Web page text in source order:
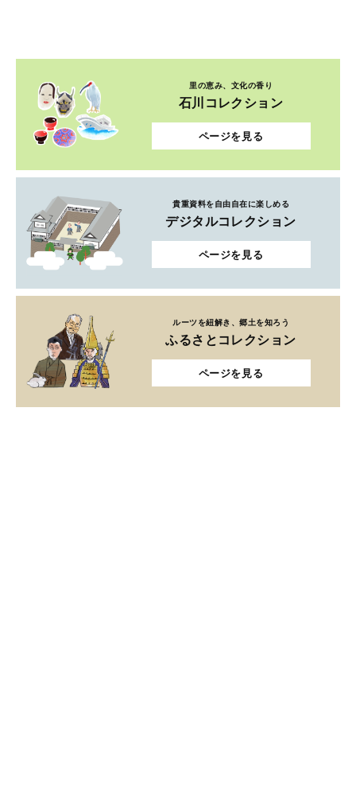
里の恵み、文化の香り
石川コレクション
ページを見る
貴重資料を自由自在に楽しめる
デジタルコレクション
ページを見る
ルーツを紐解き、郷土を知ろう
ふるさとコレクション
ページを見る